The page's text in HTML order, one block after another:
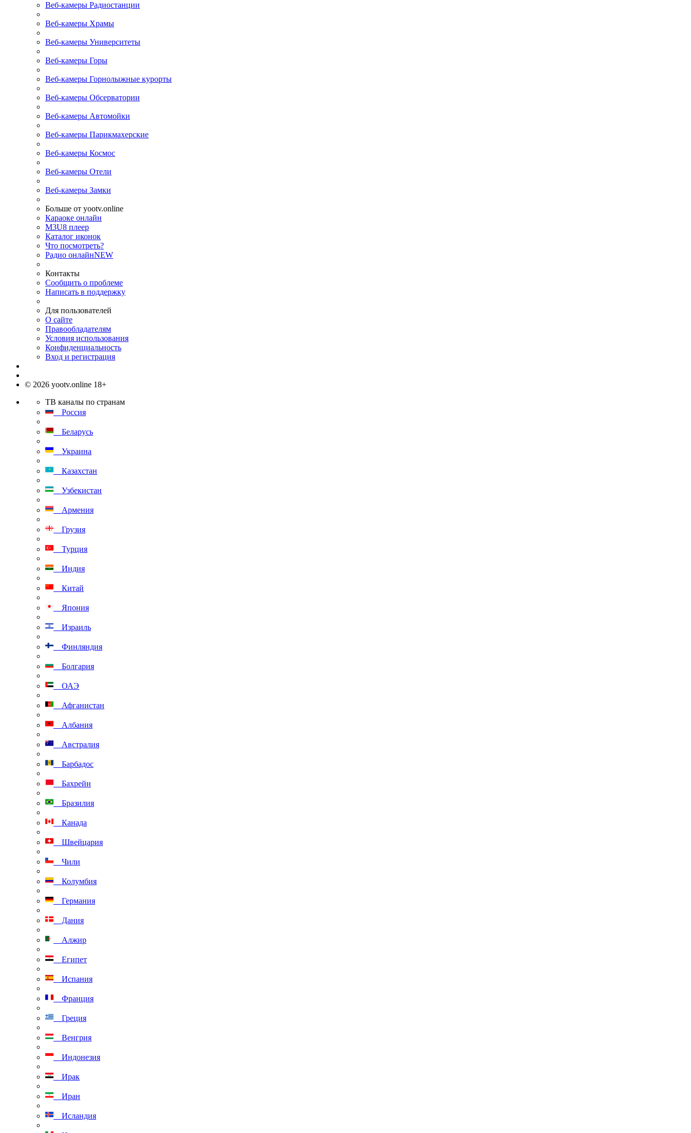
Веб-камеры Радиостанции
Веб-камеры Храмы
Веб-камеры Университеты
Веб-камеры Горы
Веб-камеры Горнолыжные курорты
Веб-камеры Обсерватории
Веб-камеры Автомойки
Веб-камеры Парикмахерские
Веб-камеры Космос
Веб-камеры Отели
Веб-камеры Замки
Больше от yootv.online
Караоке онлайн
M3U8 плеер
Каталог иконок
Что посмотреть?
Радио онлайнNEW
Контакты
Сообщить о проблеме
Написать в поддержку
Для пользователей
О сайте
Правообладателям
Условия использования
Конфиденциальность
Вход и регистрация
© 2026 yootv.online 18+
ТВ каналы по странам
Россия
Беларусь
Украина
Казахстан
Узбекистан
Армения
Грузия
Турция
Индия
Китай
Япония
Израиль
Финляндия
Болгария
ОАЭ
Афганистан
Албания
Австралия
Барбадос
Бахрейн
Бразилия
Канада
Швейцария
Чили
Колумбия
Германия
Дания
Алжир
Египет
Испания
Франция
Греция
Венгрия
Индонезия
Ирак
Иран
Исландия